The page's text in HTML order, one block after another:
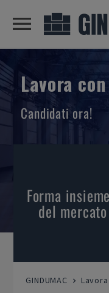
Lavora
Candidati ora!
Forma
del
GINDUMAC